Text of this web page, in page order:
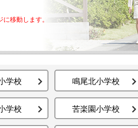
移動します。
学校 鳴尾北小学校
学校 苦楽園小学校